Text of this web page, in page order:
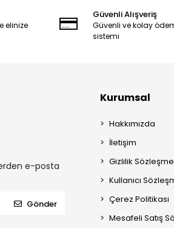
elinize
Güvenli Alışveriş
Güvenli ve kolay
sistemi
e-posta
Gönder
Kurumsal
Hakkımızda
İletişim
Gizlilik
Kullanıcı
Çerez Politikası
Mesafeli Satış